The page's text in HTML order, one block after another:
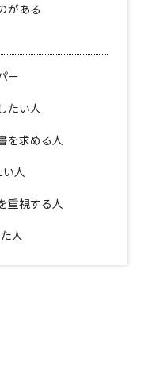
がある
ー
たい人
を求める人
人
重視する人
人